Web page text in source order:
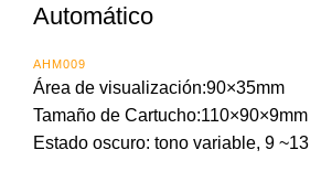
Automático
AHM009
Área de visualización:90×35mm
Tamaño de Cartucho:110×90×9mm
Estado oscuro: tono variable, 9 ~13